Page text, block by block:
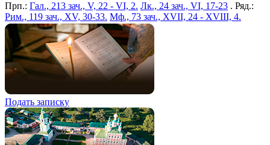
Прп.: Гал., 213 зач., V, 22 - VI, 2. Лк., 24 зач., VI, 17-23 . Ряд.:
Рим., 119 зач., XV, 30-33. Мф., 73 зач., XVII, 24 - XVIII, 4.
Подать записку